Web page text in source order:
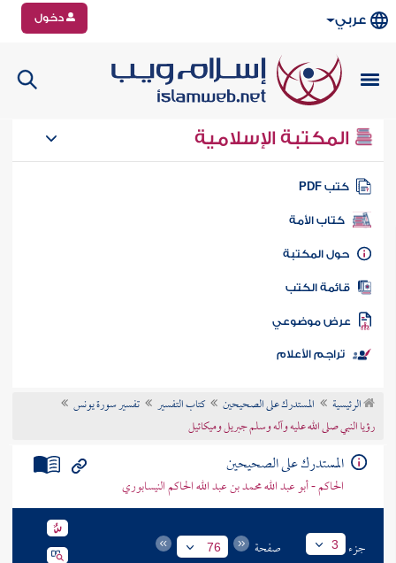
عربي دخول
المكتبة الإسلامية
كتب PDF
كتاب الأمة
المكتبة
الكتب
موضوعي
تراجم الأعلام
الرئيسية المستدرك على الصحيحين كتاب التفسير
تفسير سورة يونس
رؤيا النبي صلى الله عليه وآله وسلم جبريل وميكائيل
المستدرك على الصحيحين
الحاكم - أبو عبد الله محمد بن عبد الله الحاكم النيسابوري
جزء 3 صفحة 76